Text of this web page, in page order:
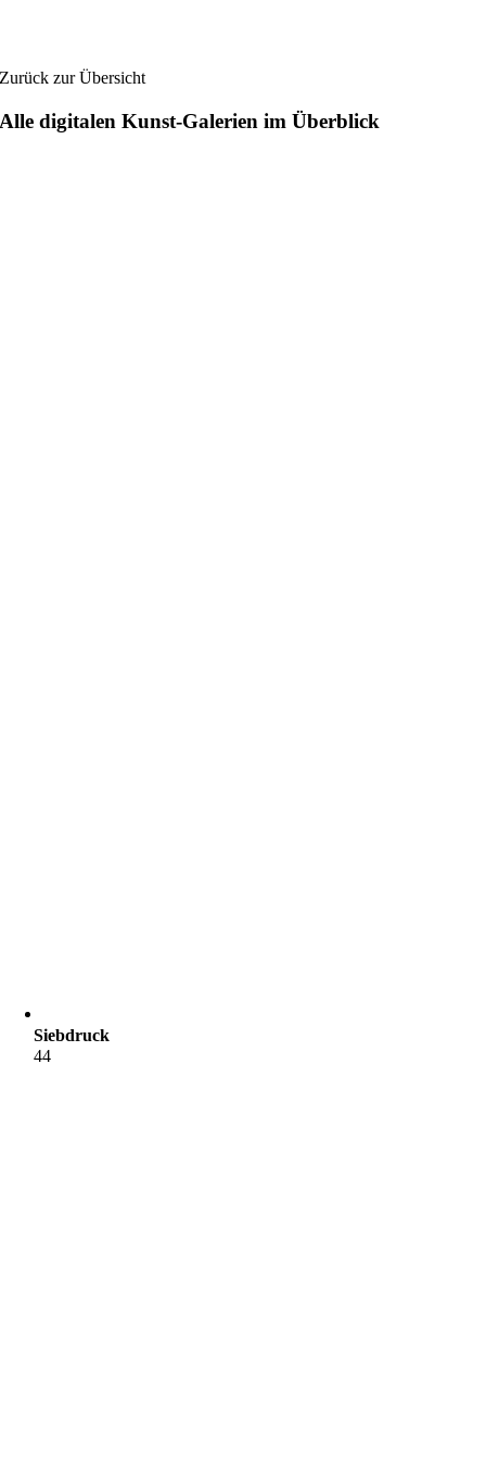
Zurück zur Übersicht
Alle digitalen Kunst-Galerien im Überblick
Siebdruck
44